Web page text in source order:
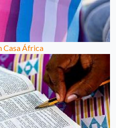
Casa África